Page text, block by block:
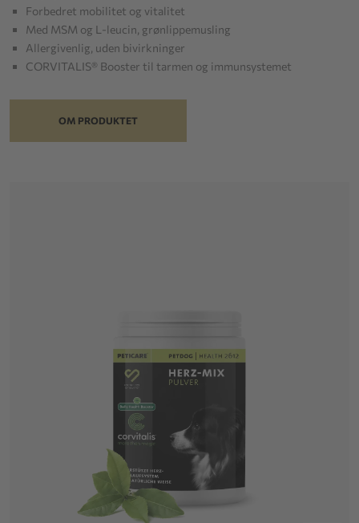
Forbedret mobilitet og vitalitet
Med MSM og L-leucin, grønlippemusling
Allergivenlig, uden bivirkninger
CORVITALIS® Booster til tarmen og immunsystemet
OM PRODUKTET